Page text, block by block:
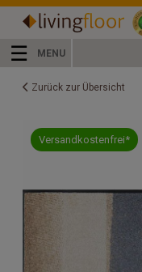
☰ MENU
Zurück zur Übersicht
Versandkostenfrei*